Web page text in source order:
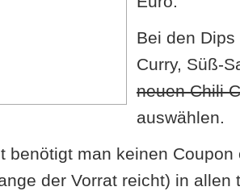
Bei den
Curry, Süß-
neuen Chili
auswählen.
benötigt man keinen Coupon
der Vorrat reicht) in allen